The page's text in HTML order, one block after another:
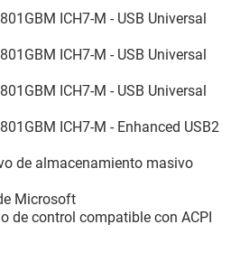
ICH7-M - USB Universal
ICH7-M - USB Universal
ICH7-M - USB Universal
ICH7-M - Enhanced USB2
de almacenamiento masivo
Microsoft
de control compatible con ACPI